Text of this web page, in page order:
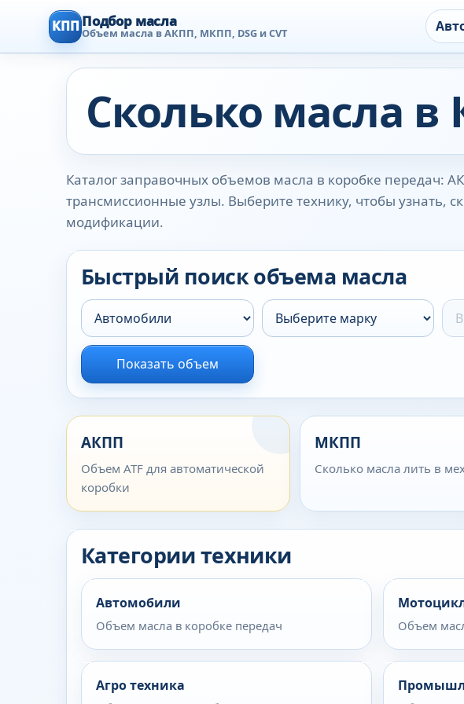
КПП Подбор масла
Объем масла в АКПП, МКПП, DSG и CVT
Сколько масла в
Каталог заправочных объемов масла в коробке передач:
трансмиссионные узлы. Выберите технику, чтобы узнать,
модификации.
Быстрый поиск объема масла
Показать объем
АКПП
Объем ATF для автоматической
коробки
МКПП
Сколько масла лить в
Категории техники
Автомобили
Объем масла в коробке передач Объем
Агро техника